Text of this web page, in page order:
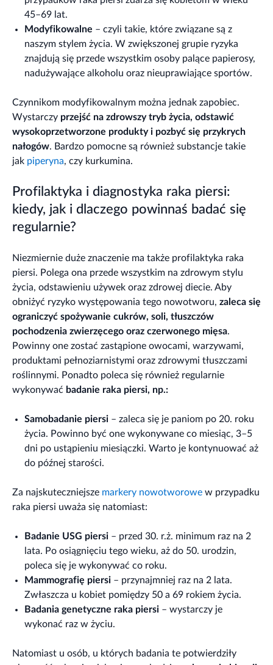
45–69 lat.
Modyfikowalne – czyli takie, które związane są z
naszym stylem życia. W zwiększonej grupie ryzyka
znajdują się przede wszystkim osoby palące papierosy,
nadużywające alkoholu oraz nieuprawiające sportów.
Czynnikom modyfikowalnym można jednak zapobiec.
Wystarczy przejść na zdrowszy tryb życia, odstawić
wysokoprzetworzone produkty i pozbyć się przykrych
nałogów. Bardzo pomocne są również substancje takie
jak piperyna, czy kurkumina.
Profilaktyka i diagnostyka raka piersi:
kiedy, jak i dlaczego powinnaś badać się
regularnie?
Niezmiernie duże znaczenie ma także profilaktyka raka
piersi. Polega ona przede wszystkim na zdrowym stylu
życia, odstawieniu używek oraz zdrowej diecie. Aby
obniżyć ryzyko występowania tego nowotworu, zaleca się
ograniczyć spożywanie cukrów, soli, tłuszczów
pochodzenia zwierzęcego oraz czerwonego mięsa.
Powinny one zostać zastąpione owocami, warzywami,
produktami pełnoziarnistymi oraz zdrowymi tłuszczami
roślinnymi. Ponadto poleca się również regularnie
wykonywać badanie raka piersi, np.:
Samobadanie piersi – zaleca się je paniom po 20. roku
życia. Powinno być one wykonywane co miesiąc, 3–5
dni po ustąpieniu miesiączki. Warto je kontynuować aż
do późnej starości.
Za najskuteczniejsze markery nowotworowe w przypadku
raka piersi uważa się natomiast:
Badanie USG piersi – przed 30. r.ż. minimum raz na 2
lata. Po osiągnięciu tego wieku, aż do 50. urodzin,
poleca się je wykonywać co roku.
Mammografię piersi – przynajmniej raz na 2 lata.
Zwłaszcza u kobiet pomiędzy 50 a 69 rokiem życia.
Badania genetyczne raka piersi – wystarczy je
wykonać raz w życiu.
Natomiast u osób, u których badania te potwierdziły